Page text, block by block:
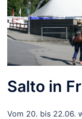
Salto in
Vom 20. bis 22.06.